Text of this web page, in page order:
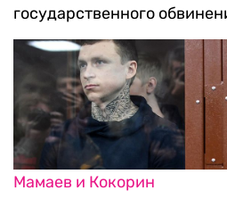
государственного
Мамаев и Кокорин